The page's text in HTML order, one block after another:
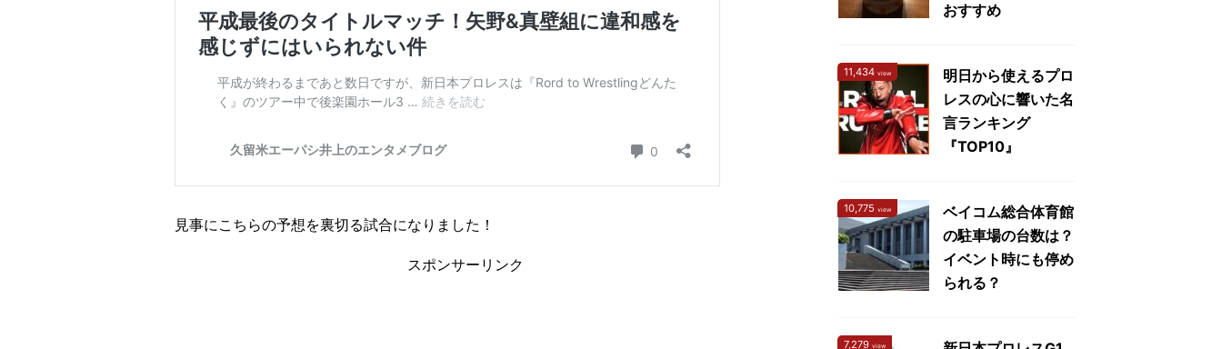
見事にこちらの予想を裏切る試合になりました！
スポンサーリンク
おすすめ
11,434 view
明日から使えるプロ
レスの心に響いた名
言ランキング
『TOP10』
10,775 view
ベイコム総合体育館
の駐車場の台数は？
イベント時にも停め
られる？
7,279 view